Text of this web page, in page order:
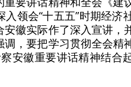
领会“十五五”时期经济
徽实际作了深入宣讲，
，要把学习贯彻全会精
安徽重要讲话精神结合